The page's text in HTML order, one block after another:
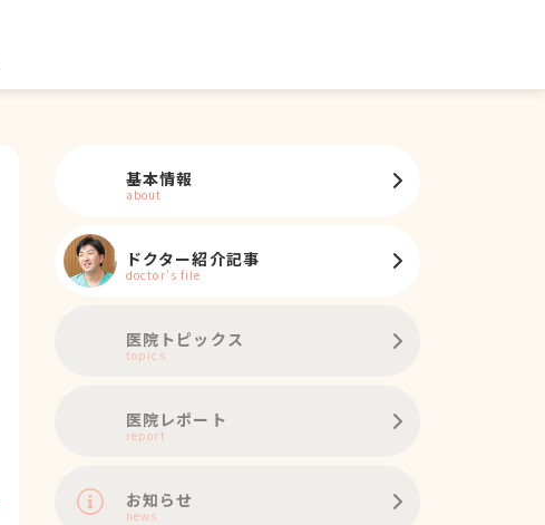
基本情報
about
ドクター紹介記事
doctor's file
医院トピックス
topics
医院レポート
report
お知らせ
news